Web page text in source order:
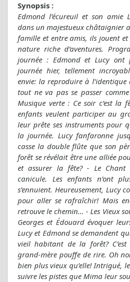
Synopsis :
Edmond l’écureuil et son amie
dans un majestueux châtaignier
famille et entre amis, ils jouent
nature riche d’aventures.
journée : Edmond et Lucy ont
journée hier, tellement
envie: la reproduire à l’identique
tout ne va pas se passer
Musique verte : Ce soir c’est la
enfants veulent participer au
leur prête ses instruments pour
la journée. Lucy fanfaronne
casse la double flûte que son
forêt se révélait être une alliée
et assurer la fête? - Le Chant
canicule. Les enfants n’ont
s’ennuient. Heureusement, Lucy
pour aller se rafraîchir! Mais
retrouve le chemin… - Les Vieux
Georges et Édouard évoquer
Lucy et Edmond se demandent
vieil habitant de la forêt? C’est
grand-mère pouffe de rire. Oh
bien plus vieux qu’elle! Intrigué,
suivre les pistes que Mima leur